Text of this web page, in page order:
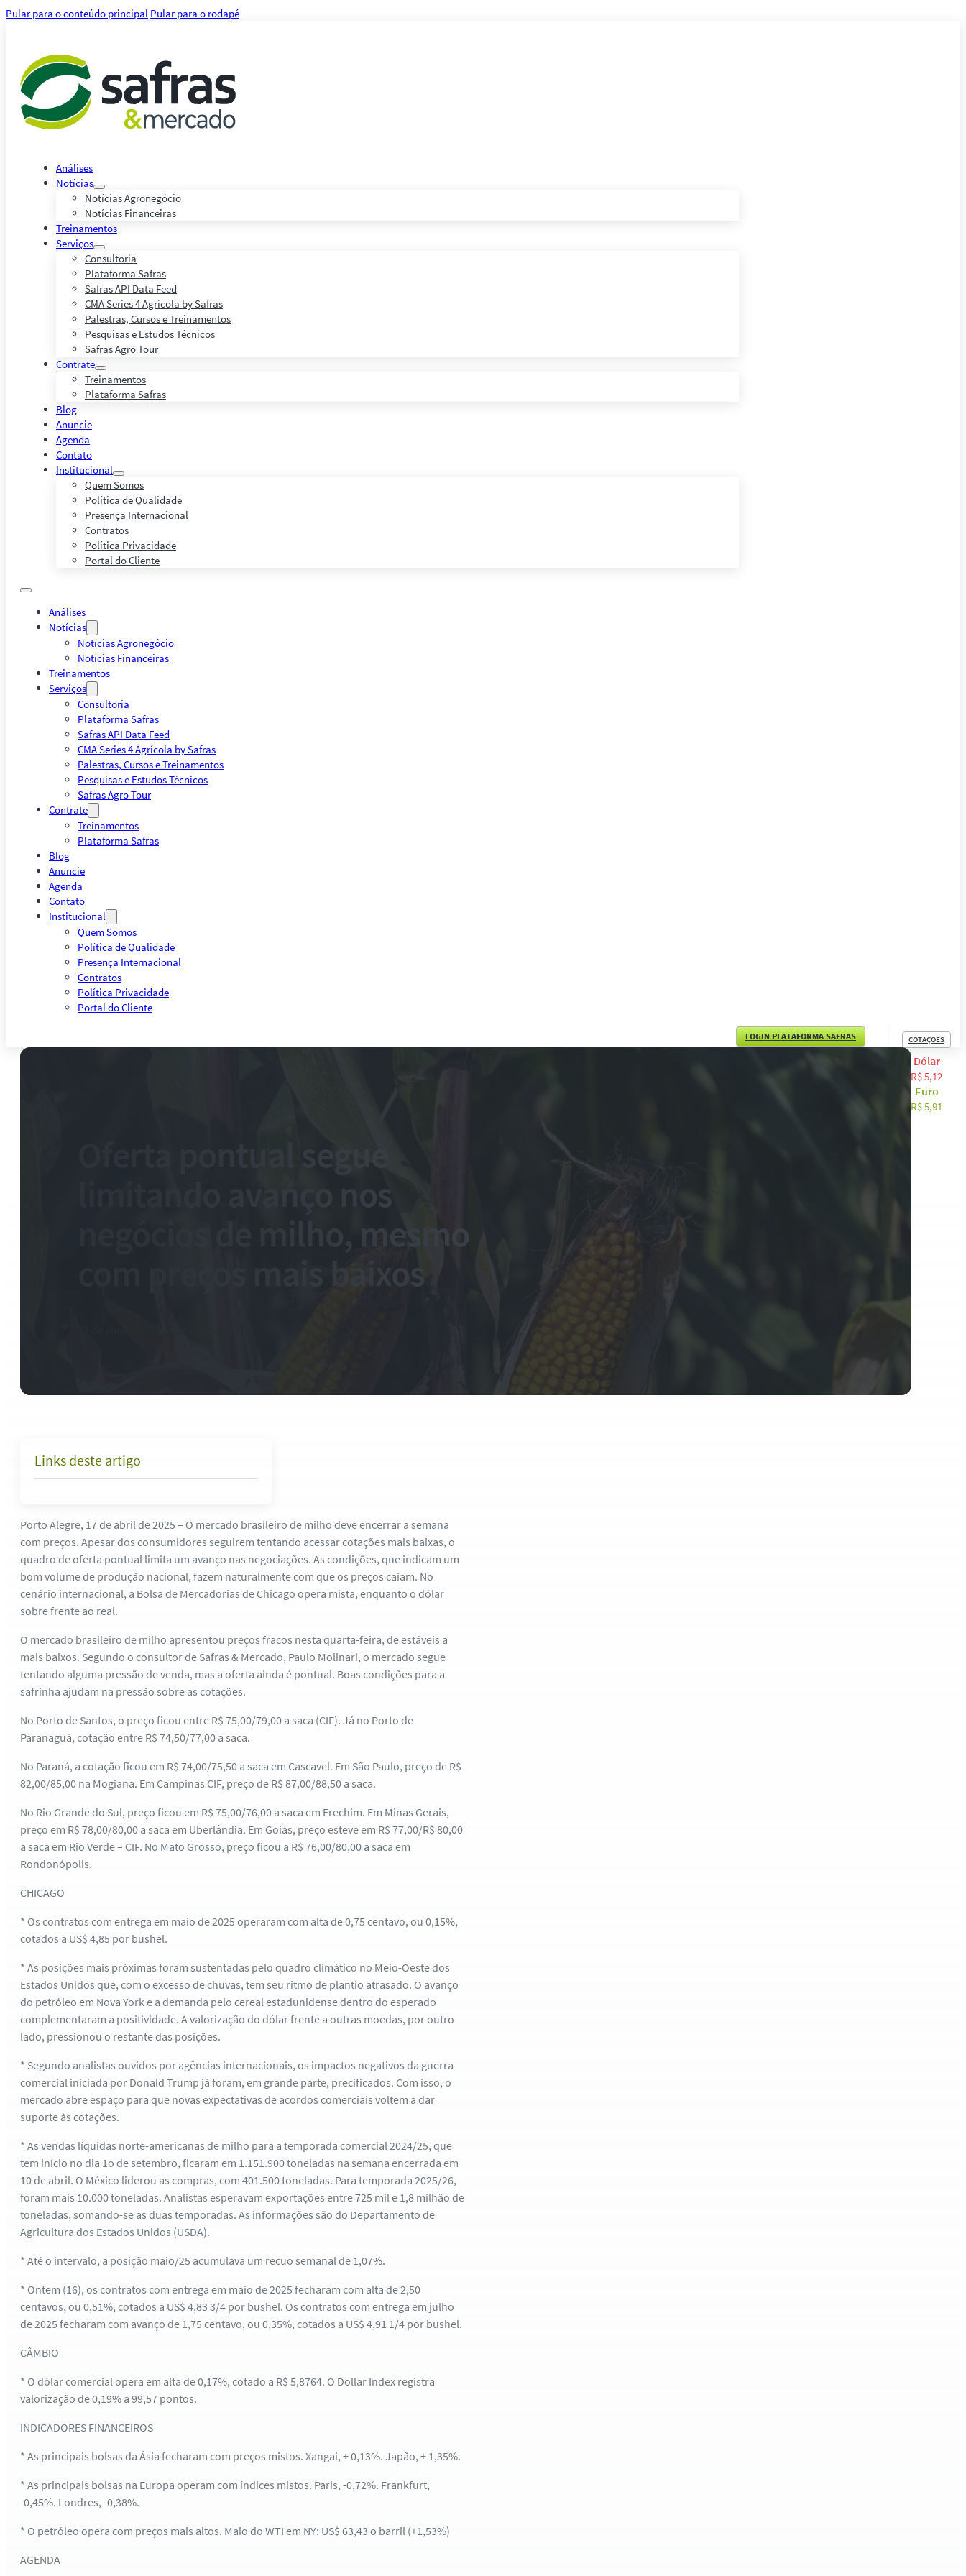
Pular para o conteúdo principal Pular para o rodapé
Análises
Notícias
Notícias Agronegócio
Notícias Financeiras
Treinamentos
Serviços
Consultoria
Plataforma Safras
Safras API Data Feed
CMA Series 4 Agrícola by Safras
Palestras, Cursos e Treinamentos
Pesquisas e Estudos Técnicos
Safras Agro Tour
Contrate
Treinamentos
Plataforma Safras
Blog
Anuncie
Agenda
Contato
Institucional
Quem Somos
Política de Qualidade
Presença Internacional
Contratos
Política Privacidade
Portal do Cliente
Análises
Notícias
Notícias Agronegócio
Notícias Financeiras
Treinamentos
Serviços
Consultoria
Plataforma Safras
Safras API Data Feed
CMA Series 4 Agrícola by Safras
Palestras, Cursos e Treinamentos
Pesquisas e Estudos Técnicos
Safras Agro Tour
Contrate
Treinamentos
Plataforma Safras
Blog
Anuncie
Agenda
Contato
Institucional
Quem Somos
Política de Qualidade
Presença Internacional
Contratos
Política Privacidade
Portal do Cliente
LOGIN PLATAFORMA SAFRAS COTAÇÕES
Dólar
R$ 5,12
Euro
R$ 5,91
Oferta pontual segue
limitando avanço nos
negócios de milho, mesmo
com preços mais baixos
Links deste artigo
Porto Alegre, 17 de abril de 2025 – O mercado brasileiro de milho deve encerrar a semana
com preços. Apesar dos consumidores seguirem tentando acessar cotações mais baixas, o
quadro de oferta pontual limita um avanço nas negociações. As condições, que indicam um
bom volume de produção nacional, fazem naturalmente com que os preços caiam. No
cenário internacional, a Bolsa de Mercadorias de Chicago opera mista, enquanto o dólar
sobre frente ao real.
O mercado brasileiro de milho apresentou preços fracos nesta quarta-feira, de estáveis a
mais baixos. Segundo o consultor de Safras & Mercado, Paulo Molinari, o mercado segue
tentando alguma pressão de venda, mas a oferta ainda é pontual. Boas condições para a
safrinha ajudam na pressão sobre as cotações.
No Porto de Santos, o preço ficou entre R$ 75,00/79,00 a saca (CIF). Já no Porto de
Paranaguá, cotação entre R$ 74,50/77,00 a saca.
No Paraná, a cotação ficou em R$ 74,00/75,50 a saca em Cascavel. Em São Paulo, preço de R$
82,00/85,00 na Mogiana. Em Campinas CIF, preço de R$ 87,00/88,50 a saca.
No Rio Grande do Sul, preço ficou em R$ 75,00/76,00 a saca em Erechim. Em Minas Gerais,
preço em R$ 78,00/80,00 a saca em Uberlândia. Em Goiás, preço esteve em R$ 77,00/R$ 80,00
a saca em Rio Verde – CIF. No Mato Grosso, preço ficou a R$ 76,00/80,00 a saca em
Rondonópolis.
CHICAGO
* Os contratos com entrega em maio de 2025 operaram com alta de 0,75 centavo, ou 0,15%,
cotados a US$ 4,85 por bushel.
* As posições mais próximas foram sustentadas pelo quadro climático no Meio-Oeste dos
Estados Unidos que, com o excesso de chuvas, tem seu ritmo de plantio atrasado. O avanço
do petróleo em Nova York e a demanda pelo cereal estadunidense dentro do esperado
complementaram a positividade. A valorização do dólar frente a outras moedas, por outro
lado, pressionou o restante das posições.
* Segundo analistas ouvidos por agências internacionais, os impactos negativos da guerra
comercial iniciada por Donald Trump já foram, em grande parte, precificados. Com isso, o
mercado abre espaço para que novas expectativas de acordos comerciais voltem a dar
suporte às cotações.
* As vendas líquidas norte-americanas de milho para a temporada comercial 2024/25, que
tem início no dia 1o de setembro, ficaram em 1.151.900 toneladas na semana encerrada em
10 de abril. O México liderou as compras, com 401.500 toneladas. Para temporada 2025/26,
foram mais 10.000 toneladas. Analistas esperavam exportações entre 725 mil e 1,8 milhão de
toneladas, somando-se as duas temporadas. As informações são do Departamento de
Agricultura dos Estados Unidos (USDA).
* Até o intervalo, a posição maio/25 acumulava um recuo semanal de 1,07%.
* Ontem (16), os contratos com entrega em maio de 2025 fecharam com alta de 2,50
centavos, ou 0,51%, cotados a US$ 4,83 3/4 por bushel. Os contratos com entrega em julho
de 2025 fecharam com avanço de 1,75 centavo, ou 0,35%, cotados a US$ 4,91 1/4 por bushel.
CÂMBIO
* O dólar comercial opera em alta de 0,17%, cotado a R$ 5,8764. O Dollar Index registra
valorização de 0,19% a 99,57 pontos.
INDICADORES FINANCEIROS
* As principais bolsas da Ásia fecharam com preços mistos. Xangai, + 0,13%. Japão, + 1,35%.
* As principais bolsas na Europa operam com índices mistos. Paris, -0,72%. Frankfurt,
-0,45%. Londres, -0,38%.
* O petróleo opera com preços mais altos. Maio do WTI em NY: US$ 63,43 o barril (+1,53%)
AGENDA